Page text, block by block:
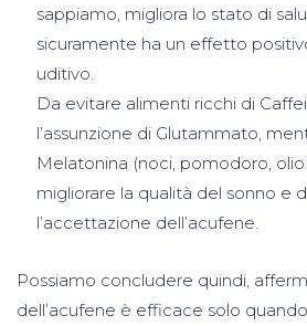
sappiamo, migliora lo stato di
sicuramente ha un effetto
uditivo.
Da evitare alimenti ricchi di
l’assunzione di Glutammato,
Melatonina (noci, pomodoro, olio
migliorare la qualità del sonno e
l’accettazione dell’acufene.
Possiamo concludere quindi,
dell’acufene è efficace solo